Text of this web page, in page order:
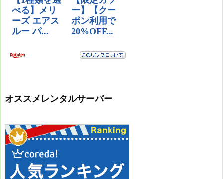
オススメレンタルサーバー